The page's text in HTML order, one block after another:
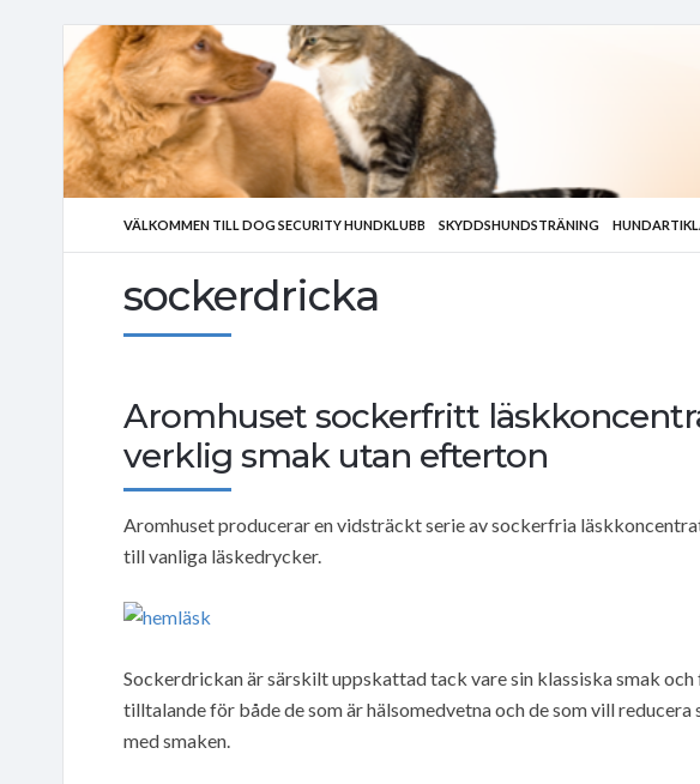
VÄLKOMMEN TILL DOG SECURITY HUNDKLUBB SKYDDSHUNDSTRÄNING
sockerdricka
Aromhuset sockerfritt
verklig smak utan efterton
Aromhuset producerar en vidsträckt serie av sockerfria
till vanliga läskedrycker.
Sockerdrickan är särskilt uppskattad tack vare sin klassiska smak
tilltalande för både de som är hälsomedvetna och de som vill
med smaken.